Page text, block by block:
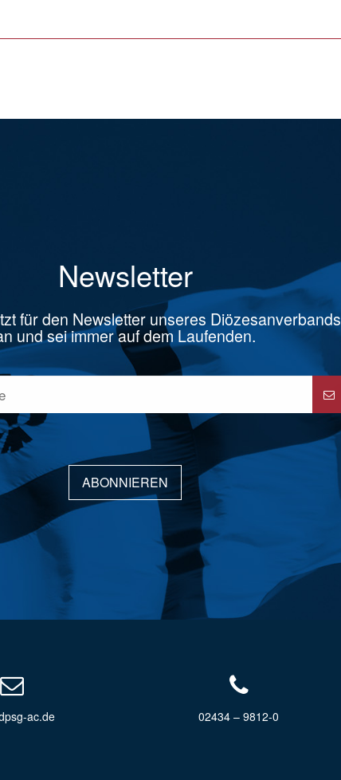
Newsletter
für den Newsletter unseres Diözesanverbands
und sei immer auf dem Laufenden.
ABONNIEREN
ac.de 02434 – 9812-0